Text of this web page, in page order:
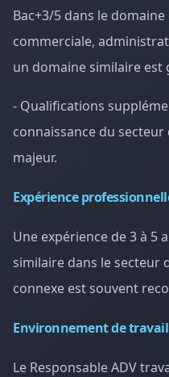
Bac+3/5 dans le
commerciale,
un domaine similaire est
- Qualifications
connaissance du
majeur.
Expérience
Une expérience de 3 à 5
similaire dans le secteur
connexe est souvent
Environnement de
Le Responsable ADV